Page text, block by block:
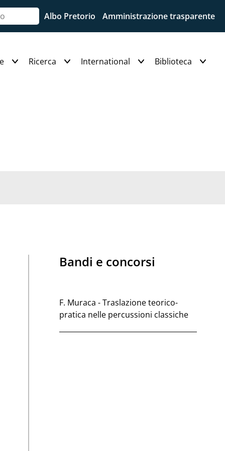
Albo Pretorio Amministrazione trasparente
Ricerca International Biblioteca
Bandi e concorsi
F. Muraca - Traslazione teorico-
pratica nelle percussioni classiche